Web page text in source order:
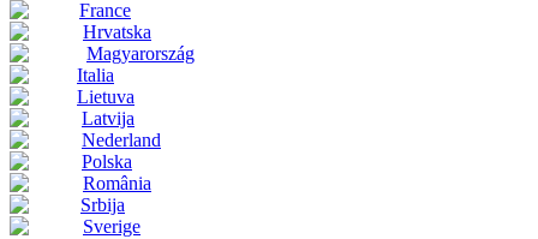
France
Hrvatska
Magyarország
Italia
Lietuva
Latvija
Nederland
Polska
România
Srbija
Sverige